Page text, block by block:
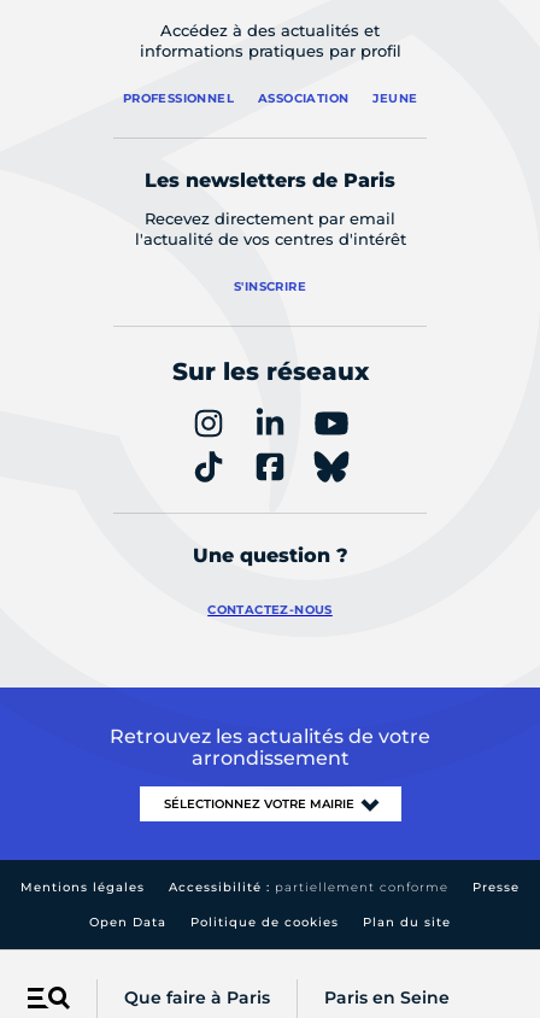
Menu Que faire à Paris Paris en Seine
Accédez à des actualités et
informations pratiques par profil
PROFESSIONNEL ASSOCIATION JEUNE
Les newsletters de Paris
Recevez directement par email
l'actualité de vos centres d'intérêt
S'INSCRIRE
Sur les réseaux
Une question ?
CONTACTEZ-NOUS
Retrouvez les actualités de votre
arrondissement
Mentions légales Accessibilité : partiellement conforme Presse
Open Data Politique de cookies Plan du site